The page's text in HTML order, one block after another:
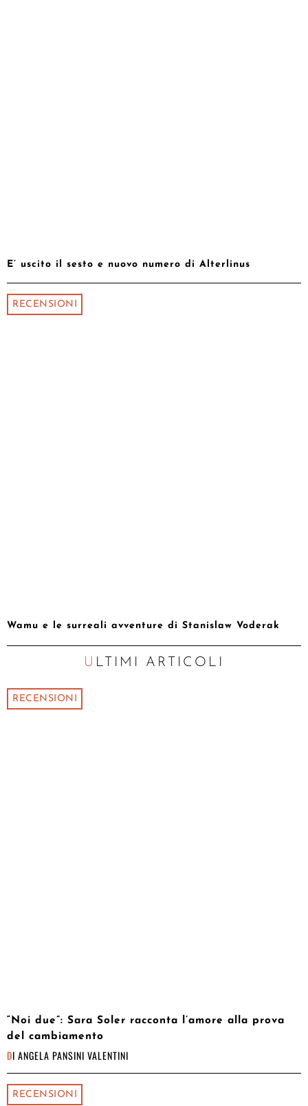
E’ uscito il sesto e nuovo numero di Alterlinus
RECENSIONI
Wamu e le surreali avventure di Stanislaw Voderak
ULTIMI ARTICOLI
RECENSIONI
“Noi due”: Sara Soler racconta l’amore alla prova
del cambiamento
DI ANGELA PANSINI VALENTINI
RECENSIONI